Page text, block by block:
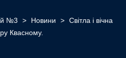
№3 > Новини > Світла і вічна
Квасному.